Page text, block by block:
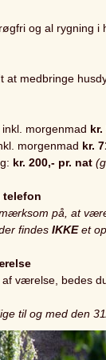
og al rygning i
at medbringe
morgenmad kr.
morgenmad kr.
kr. 200,- pr. nat
telefon
på, at
findes IKKEet
værelse, bedes
til og med den